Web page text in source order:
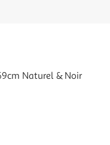
Naturel & Noir